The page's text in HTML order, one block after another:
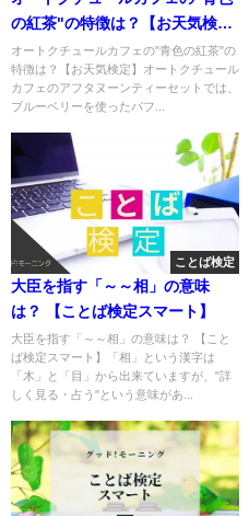
の紅茶"の特徴は？【お天気検
定】
オートクチュールカフェの"青色の紅茶"の
特徴は？【お天気検定】オートクチュール
カフェのアフタヌーンティーセットでは、
ブルーベリーを使ったパフ...
ことば検定
大臣を指す「～～相」の意味
は？ 【ことば検定スマート】
大臣を指す「～～相」の意味は？ 【こと
ば検定スマート】「相」という漢字は
「木」と「目」から出来ていますが、"詳
しく見る・占う"という意味があ...